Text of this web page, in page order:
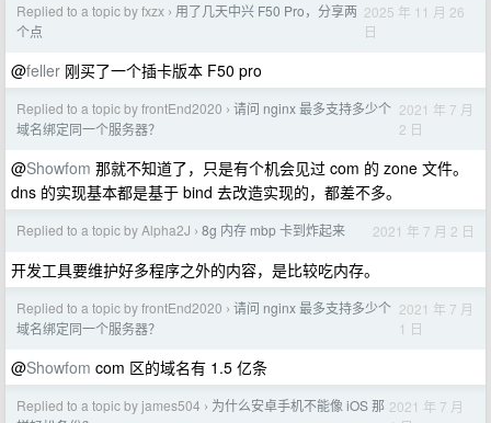
Replied to a topic by fxzx › 用了几天中兴 F50 Pro，分享两
个点
2025 年 11 月 26
日
@feller 刚买了一个插卡版本 F50 pro
Replied to a topic by frontEnd2020 › 请问 nginx 最多支持多少个
域名绑定同一个服务器？
2021 年 7 月
2 日
@Showfom 那就不知道了，只是有个机会见过 com 的 zone 文件。
dns 的实现基本都是基于 bind 去改造实现的，都差不多。
Replied to a topic by Alpha2J › 8g 内存 mbp 卡到炸起来 2021 年 7 月 2 日
开发工具要维护好多程序之外的内容，是比较吃内存。
Replied to a topic by frontEnd2020 › 请问 nginx 最多支持多少个
域名绑定同一个服务器？
2021 年 7 月
1 日
@Showfom com 区的域名有 1.5 亿条
Replied to a topic by james504 › 为什么安卓手机不能像 iOS 那 2021 年 7 月